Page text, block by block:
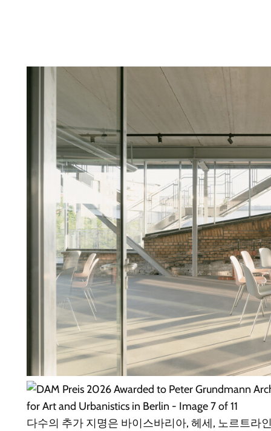
다수의 추가 지명은 바이스바리아, 헤세, 노르트라